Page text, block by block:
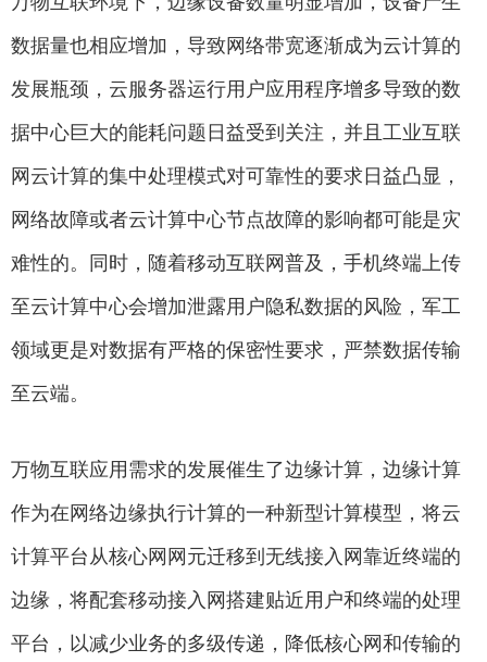
数据量也相应增加，导致网络带宽逐渐成为云计算的
发展瓶颈，云服务器运行用户应用程序增多导致的数
据中心巨大的能耗问题日益受到关注，并且工业互联
网云计算的集中处理模式对可靠性的要求日益凸显，
网络故障或者云计算中心节点故障的影响都可能是灾
难性的。同时，随着移动互联网普及，手机终端上传
至云计算中心会增加泄露用户隐私数据的风险，军工
领域更是对数据有严格的保密性要求，严禁数据传输
至云端。
万物互联应用需求的发展催生了边缘计算，边缘计算
作为在网络边缘执行计算的一种新型计算模型，将云
计算平台从核心网网元迁移到无线接入网靠近终端的
边缘，将配套移动接入网搭建贴近用户和终端的处理
平台，以减少业务的多级传递，降低核心网和传输的